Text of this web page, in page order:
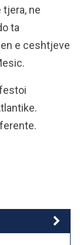
ne
ta
e ceshtjeve